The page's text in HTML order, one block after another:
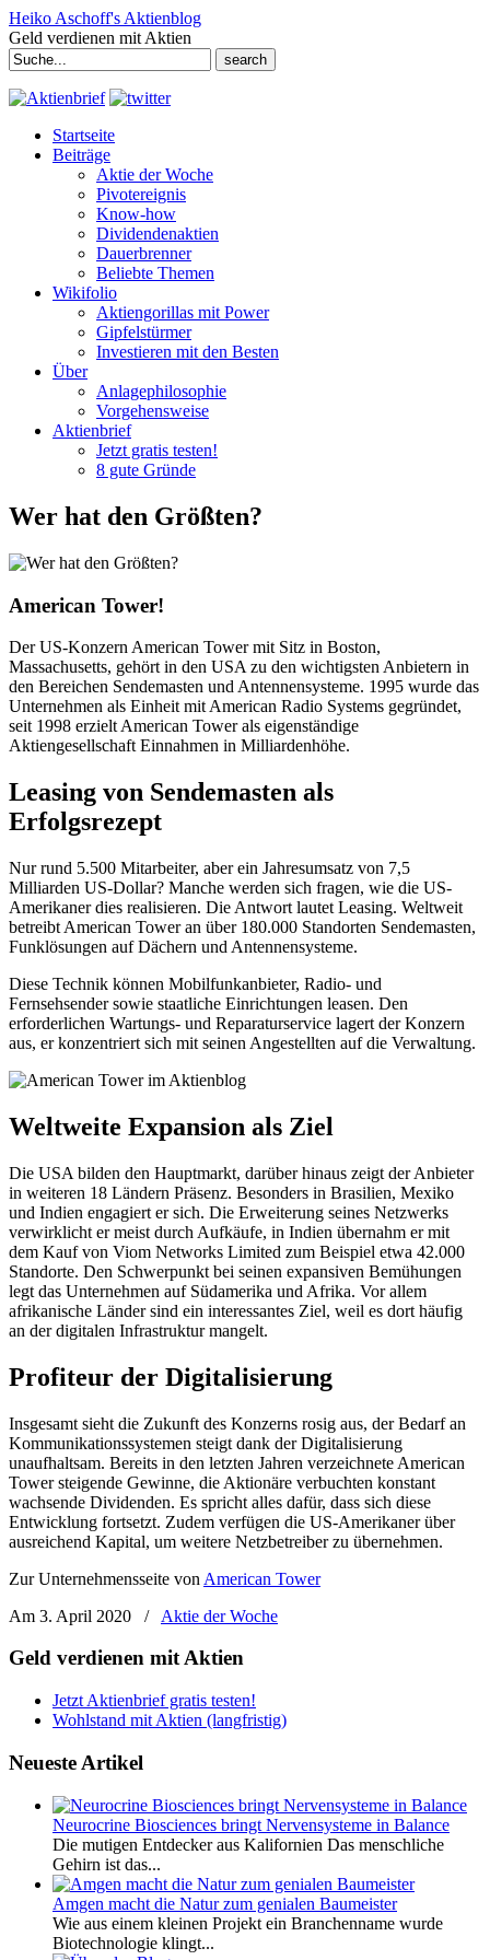
Heiko Aschoff's Aktienblog
Geld verdienen mit Aktien
Search
for:
Startseite
Beiträge
Aktie der Woche
Pivotereignis
Know-how
Dividendenaktien
Dauerbrenner
Beliebte Themen
Wikifolio
Aktiengorillas mit Power
Gipfelstürmer
Investieren mit den Besten
Über
Anlagephilosophie
Vorgehensweise
Aktienbrief
Jetzt gratis testen!
8 gute Gründe
Wer hat den Größten?
American Tower!
Der US-Konzern American Tower mit Sitz in Boston,
Massachusetts, gehört in den USA zu den wichtigsten Anbietern in
den Bereichen Sendemasten und Antennensysteme. 1995 wurde das
Unternehmen als Einheit mit American Radio Systems gegründet,
seit 1998 erzielt American Tower als eigenständige
Aktiengesellschaft Einnahmen in Milliardenhöhe.
Leasing von Sendemasten als
Erfolgsrezept
Nur rund 5.500 Mitarbeiter, aber ein Jahresumsatz von 7,5
Milliarden US-Dollar? Manche werden sich fragen, wie die US-
Amerikaner dies realisieren. Die Antwort lautet Leasing. Weltweit
betreibt American Tower an über 180.000 Standorten Sendemasten,
Funklösungen auf Dächern und Antennensysteme.
Diese Technik können Mobilfunkanbieter, Radio- und
Fernsehsender sowie staatliche Einrichtungen leasen. Den
erforderlichen Wartungs- und Reparaturservice lagert der Konzern
aus, er konzentriert sich mit seinen Angestellten auf die Verwaltung.
Weltweite Expansion als Ziel
Die USA bilden den Hauptmarkt, darüber hinaus zeigt der Anbieter
in weiteren 18 Ländern Präsenz. Besonders in Brasilien, Mexiko
und Indien engagiert er sich. Die Erweiterung seines Netzwerks
verwirklicht er meist durch Aufkäufe, in Indien übernahm er mit
dem Kauf von Viom Networks Limited zum Beispiel etwa 42.000
Standorte. Den Schwerpunkt bei seinen expansiven Bemühungen
legt das Unternehmen auf Südamerika und Afrika. Vor allem
afrikanische Länder sind ein interessantes Ziel, weil es dort häufig
an der digitalen Infrastruktur mangelt.
Profiteur der Digitalisierung
Insgesamt sieht die Zukunft des Konzerns rosig aus, der Bedarf an
Kommunikationssystemen steigt dank der Digitalisierung
unaufhaltsam. Bereits in den letzten Jahren verzeichnete American
Tower steigende Gewinne, die Aktionäre verbuchten konstant
wachsende Dividenden. Es spricht alles dafür, dass sich diese
Entwicklung fortsetzt. Zudem verfügen die US-Amerikaner über
ausreichend Kapital, um weitere Netzbetreiber zu übernehmen.
Zur Unternehmensseite von American Tower
Am 3. April 2020
/ Aktie der Woche
Geld verdienen mit Aktien
Jetzt Aktienbrief gratis testen!
Wohlstand mit Aktien (langfristig)
Neueste Artikel
Neurocrine Biosciences bringt Nervensysteme in Balance
Die mutigen Entdecker aus Kalifornien Das menschliche
Gehirn ist das...
Amgen macht die Natur zum genialen Baumeister
Wie aus einem kleinen Projekt ein Branchenname wurde
Biotechnologie klingt...